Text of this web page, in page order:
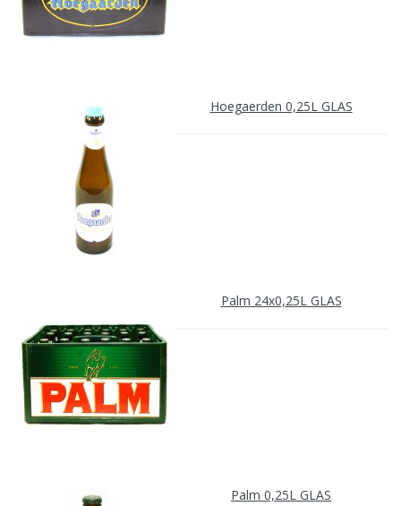
Hoegaerden 0,25L GLAS
Palm 24x0,25L GLAS
Palm 0,25L GLAS